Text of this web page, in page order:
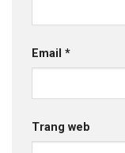
Email *
Trang web